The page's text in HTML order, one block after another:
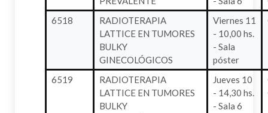
6518
RADIOTERAPIA
LATTICE EN TUMORES
BULKY
GINECOLÓGICOS
Viernes 11
- 10,00 hs.
- Sala
póster
6519
RADIOTERAPIA
LATTICE EN TUMORES
BULKY
Jueves 10
- 14,30 hs.
- Sala 6